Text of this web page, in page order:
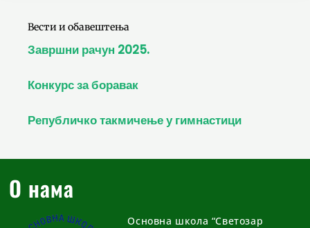
Вести и обавештења
Завршни рачун 2025.
Конкурс за боравак
Републичко такмичење у гимнастици
О нама
Основна школа “Светозар